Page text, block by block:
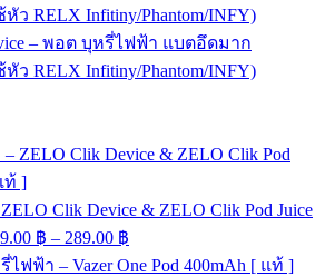
– พอต บุหรี่ไฟฟ้า แบตอึดมาก
ว RELX Infitiny/Phantom/INFY)
Clik Device & ZELO Clik Pod Juice
฿ – 289.00 ฿